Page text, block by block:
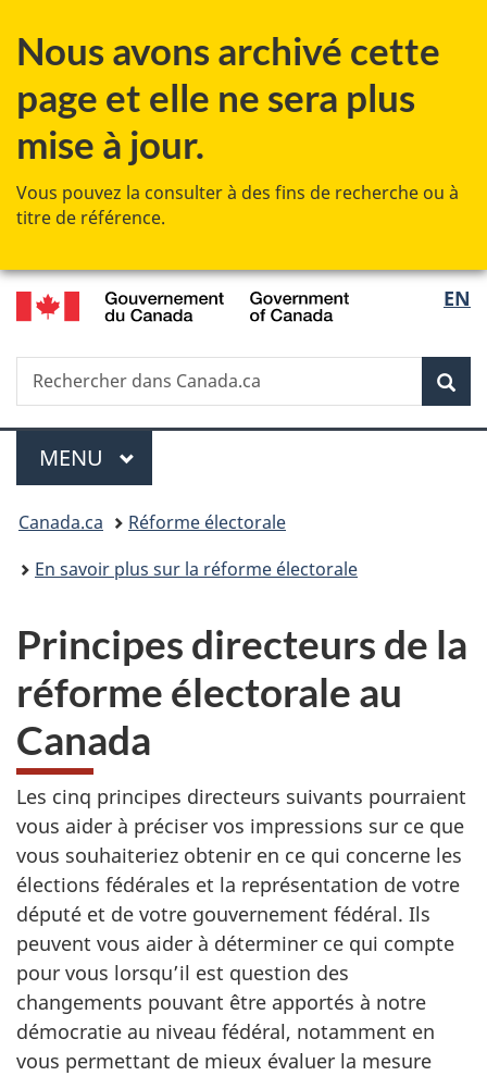
Nous avons archivé cette
page et elle ne sera plus
mise à jour.
Vous pouvez la consulter à des fins de recherche ou à
titre de référence.
au
principal
à
Au
»
à
version
de
la
EN
Recherche
Rechercher
dans
Menu
MENU PRINCIPAL
Vous
êtes
Canada.ca
Réforme électorale
En savoir plus sur la réforme électorale
Principes directeurs de la
réforme électorale au
Canada
Les cinq principes directeurs suivants pourraient
vous aider à préciser vos impressions sur ce que
vous souhaiteriez obtenir en ce qui concerne les
élections fédérales et la représentation de votre
député et de votre gouvernement fédéral. Ils
peuvent vous aider à déterminer ce qui compte
pour vous lorsqu’il est question des
changements pouvant être apportés à notre
démocratie au niveau fédéral, notamment en
vous permettant de mieux évaluer la mesure